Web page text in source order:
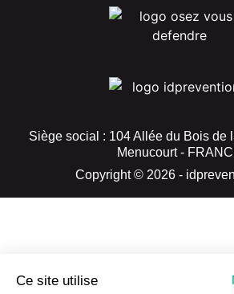
Siège social : 104 Allée du Bois de
Menucourt -
Copyright © 2026 -
Ce site utilise